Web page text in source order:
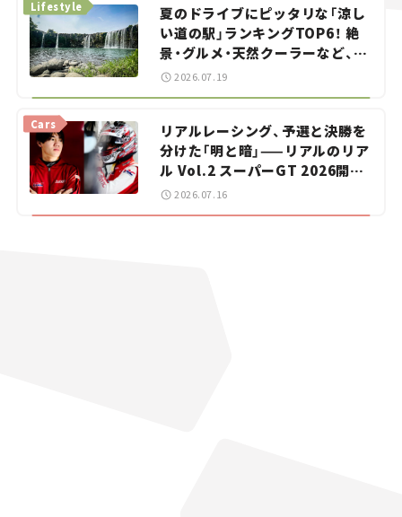
夏のドライブにピッタリな「涼し
い道の駅」ランキングTOP6！ 絶
景・グルメ・天然クーラーなど、避
暑におすすめのスポットを紹介
Lifestyle
2026.07.19
リアルレーシング、予選と決勝を
分けた「明と暗」——リアルのリア
ル Vol.2 スーパーGT 2026開幕
戦 岡山国際サーキット
Cars
2026.07.16